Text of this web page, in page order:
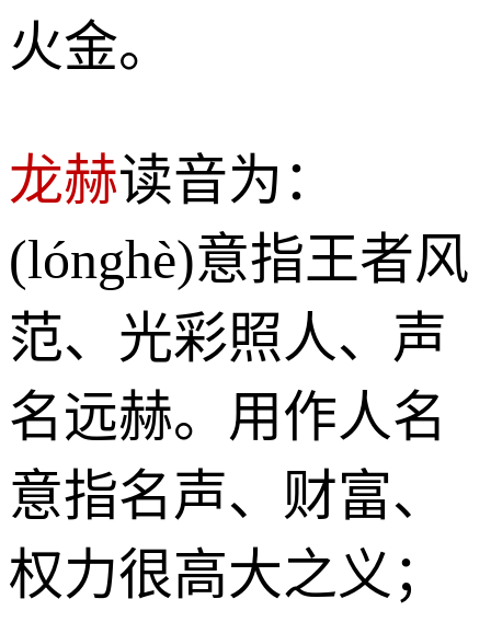
火金。
龙赫读音为：
(lónghè)意指王者风
范、光彩照人、声
名远赫。用作人名
意指名声、财富、
权力很高大之义；